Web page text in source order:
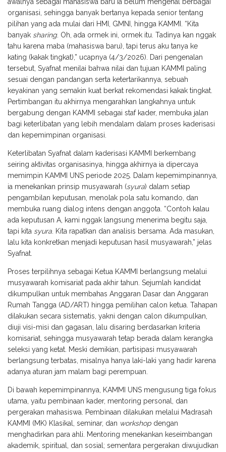
organisasi, sehingga banyak bertanya kepada senior tentang
pilihan yang ada mulai dari HMI, GMNI, hingga KAMMI. “Kita
banyak sharing. Oh, ada ormek ini, ormek itu. Tadinya kan nggak
tahu karena maba (mahasiswa baru), tapi terus aku tanya ke
kating (kakak tingkat),” ucapnya (4/3/2026). Dari pengenalan
tersebut, Syafnat menilai bahwa nilai dan tujuan KAMMI paling
sesuai dengan pandangan serta ketertarikannya, sebuah
keyakinan yang semakin kuat berkat rekomendasi kakak tingkat.
Pertimbangan itu akhirnya mengarahkan langkahnya untuk
bergabung dengan KAMMI sebagai staf kader, membuka jalan
bagi keterlibatan yang lebih mendalam dalam proses kaderisasi
dan kepemimpinan organisasi.
Keterlibatan Syafnat dalam kaderisasi KAMMI berkembang
seiring aktivitas organisasinya, hingga akhirnya ia dipercaya
memimpin KAMMI UNS periode 2025. Dalam kepemimpinannya,
ia menekankan prinsip musyawarah (syura) dalam setiap
pengambilan keputusan, menolak pola satu komando, dan
membuka ruang dialog intens dengan anggota. “Contoh kalau
ada keputusan A, kami nggak langsung menerima begitu saja,
tapi kita syura . Kita rapatkan dan analisis bersama. Ada masukan,
lalu kita konkretkan menjadi keputusan hasil musyawarah,” jelas
Syafnat.
Proses terpilihnya sebagai Ketua KAMMI berlangsung melalui
musyawarah komisariat pada akhir tahun. Sejumlah kandidat
dikumpulkan untuk membahas Anggaran Dasar dan Anggaran
Rumah Tangga (AD/ART) hingga pemilihan calon ketua. Tahapan
dilakukan secara sistematis, yakni dengan calon dikumpulkan,
diuji visi-misi dan gagasan, lalu disaring berdasarkan kriteria
komisariat, sehingga musyawarah tetap berada dalam kerangka
seleksi yang ketat. Meski demikian, partisipasi musyawarah
berlangsung terbatas, misalnya hanya laki-laki yang hadir karena
adanya aturan jam malam bagi perempuan.
Di bawah kepemimpinannya, KAMMI UNS mengusung tiga fokus
utama, yaitu pembinaan kader, mentoring personal, dan
pergerakan mahasiswa. Pembinaan dilakukan melalui Madrasah
KAMMI (MK) Klasikal, seminar, dan workshop dengan
menghadirkan para ahli. Mentoring menekankan keseimbangan
akademik, spiritual, dan sosial; sementara pergerakan diwujudkan